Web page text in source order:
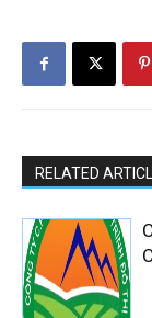
RELATED